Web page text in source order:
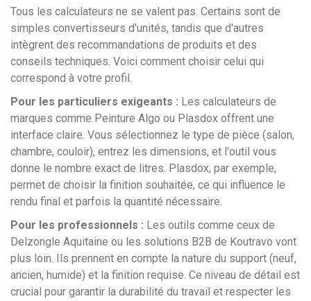
Tous les calculateurs ne se valent pas. Certains sont de
simples convertisseurs d'unités, tandis que d'autres
intègrent des recommandations de produits et des
conseils techniques. Voici comment choisir celui qui
correspond à votre profil.
Pour les particuliers exigeants : Les calculateurs de
marques comme Peinture Algo ou Plasdox offrent une
interface claire. Vous sélectionnez le type de pièce (salon,
chambre, couloir), entrez les dimensions, et l'outil vous
donne le nombre exact de litres. Plasdox, par exemple,
permet de choisir la finition souhaitée, ce qui influence le
rendu final et parfois la quantité nécessaire.
Pour les professionnels : Les outils comme ceux de
Delzongle Aquitaine ou les solutions B2B de Koutravo vont
plus loin. Ils prennent en compte la nature du support (neuf,
ancien, humide) et la finition requise. Ce niveau de détail est
crucial pour garantir la durabilité du travail et respecter les